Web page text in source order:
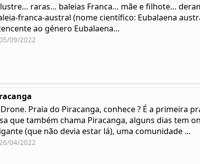
raras… baleias Franca… mãe e filhote…
franca-austral (nome científico: Eubalaena
ao género Eubalaena...
09/2022
Praia do Piracanga, conhece ? É a primeira
que também chama Piracanga, alguns dias tem
(que não devia estar lá), uma comunidade ...
04/2022